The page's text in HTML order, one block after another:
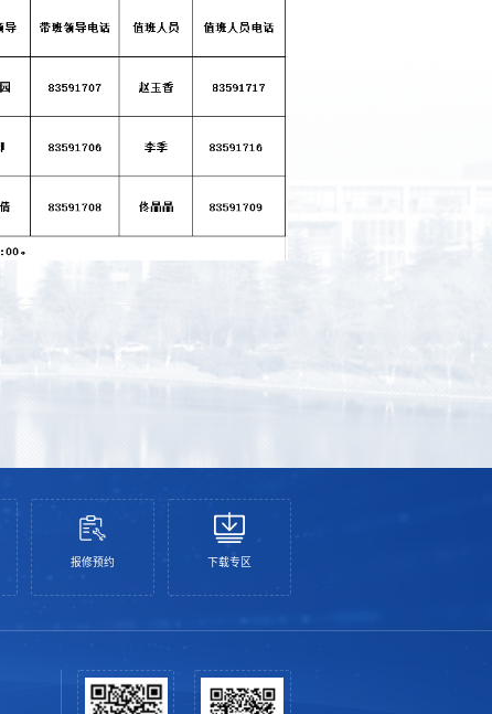
报修预约 下载专区